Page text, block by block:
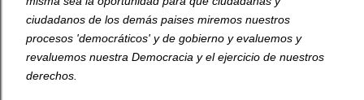
ciudadanos de los demás paises miremos nuestros
procesos 'democráticos' y de gobierno y evaluemos y
revaluemos nuestra Democracia y el ejercicio de nuestros
derechos.